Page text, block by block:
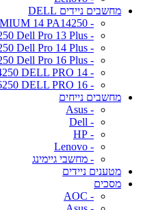
מחשבים ניידים DELL
- DELL PRO PREMIUM 14 PA14250
- PB13250 Dell Pro 13 Plus
- PB14250 Dell Pro 14 Plus
- PB16250 Dell Pro 16 Plus
- PC14250 DELL PRO 14
- PC16250 DELL PRO 16
מחשבים נייחים
- Asus
- Dell
- HP
- Lenovo
- מחשבי גיימינג
מטענים ניידים
מסכים
- AOC